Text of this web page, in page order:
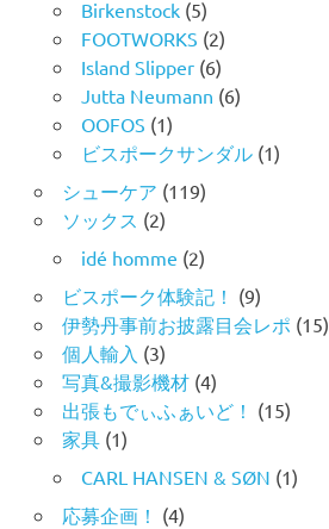
Birkenstock(5)
FOOTWORKS (2)
Island Slipper(6)
Jutta Neumann (6)
OOFOS (1)
ビスポークサンダル(1)
シューケア (119)
ソックス (2)
idé homme (2)
ビスポーク体験記！ (9)
伊勢丹事前お披露目会レポ (15)
個人輸入 (3)
写真&撮影機材(4)
出張もでぃふぁいど！ (15)
家具(1)
CARL HANSEN & SØN (1)
応募企画！ (4)